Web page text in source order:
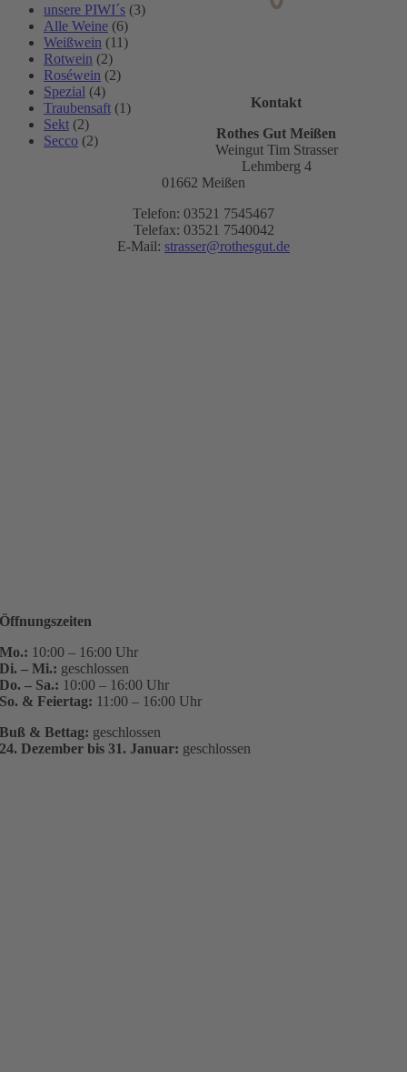
unsere PIWI´s (3)
Alle Weine (6)
Weißwein (11)
Rotwein (2)
Roséwein (2)
Spezial (4)
Traubensaft (1)
Sekt (2)
Secco (2)
Kontakt
Rothes Gut Meißen
Weingut Tim Strasser
Lehmberg 4
01662 Meißen
Telefon: 03521 7545467
Telefax: 03521 7540042
E-Mail: strasser@rothesgut.de
Öffnungszeiten
Mo.: 10:00 – 16:00 Uhr
Di. – Mi.: geschlossen
Do. – Sa.: 10:00 – 16:00 Uhr
So. & Feiertag: 11:00 – 16:00 Uhr
Buß & Bettag: geschlossen
24. Dezember bis 31. Januar: geschlossen